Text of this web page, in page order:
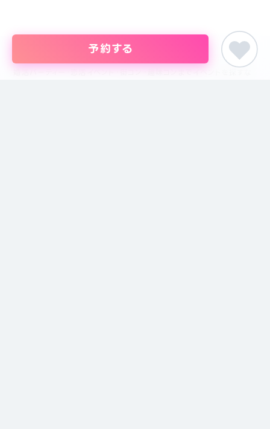
予約する
婚活パーティー・恋活イベント・街コン・趣味コンまでイベントを探すな